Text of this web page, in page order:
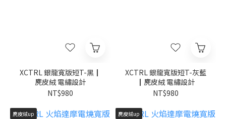
XCTRL 銀龍寬版短T-黑┃
麂皮絨 電繡設計
NT$980
XCTRL 銀龍寬版短T-灰藍
┃麂皮絨 電繡設計
NT$980
麂皮絨up 麂皮絨up